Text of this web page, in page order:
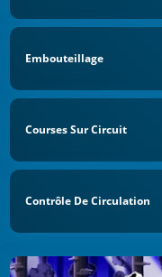
Embouteillage
Courses Sur Circuit
Contrôle De Circulation